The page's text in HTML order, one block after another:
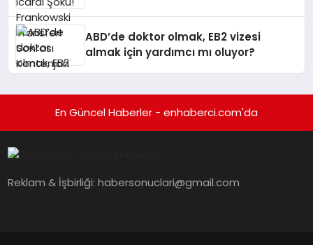
ABD’de doktor olmak, EB2 vizesi
almak için yardımcı mı oluyor?
En Güncel Haberler - enhaberci.com'da
Reklam & İşbirliği:habersonuclari@gmail.com